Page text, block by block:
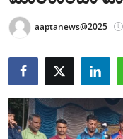
ಜಿಲ್ಲೆ
ರಾಜಕೀಯ
aaptanews@2025